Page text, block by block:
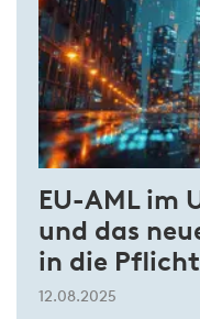
EU-AML im
und das
in die
12.08.2025